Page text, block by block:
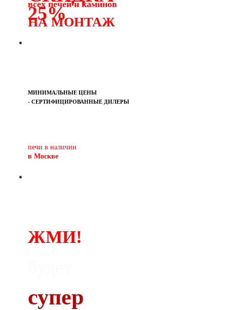
всех печей и каминов
25%
НА МОНТАЖ
МИНИМАЛЬНЫЕ ЦЕНЫ
- СЕРТИФИЦИРОВАННЫЕ ДИЛЕРЫ
печи в наличии
в Москве
ЖМИ!
супер